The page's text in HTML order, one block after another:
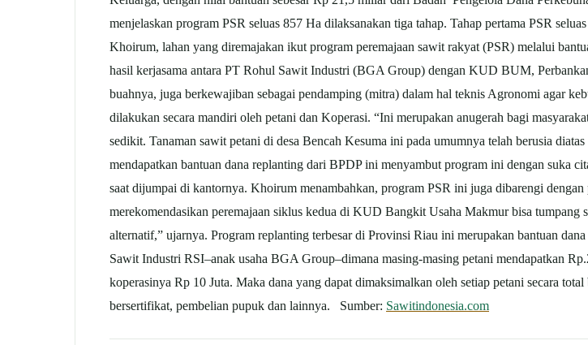
menjelaskan program PSR seluas 857 Ha dilaksanakan tiga tahap. Tahap pertama PSR
Khoirum, lahan yang diremajakan ikut program peremajaan sawit rakyat (PSR) melalui
hasil kerjasama antara PT Rohul Sawit Industri (BGA Group) dengan KUD BUM,
buahnya, juga berkewajiban sebagai pendamping (mitra) dalam hal teknis Agronomi agar
dilakukan secara mandiri oleh petani dan Koperasi. “Ini merupakan anugerah bagi
sedikit. Tanaman sawit petani di desa Bencah Kesuma ini pada umumnya telah berusia
mendapatkan bantuan dana replanting dari BPDP ini menyambut program ini dengan
saat dijumpai di kantornya. Khoirum menambahkan, program PSR ini juga dibarengi
merekomendasikan peremajaan siklus kedua di KUD Bangkit Usaha Makmur bisa tumpang
alternatif,” ujarnya. Program replanting terbesar di Provinsi Riau ini merupakan bantuan
Sawit Industri RSI–anak usaha BGA Group–dimana masing-masing petani mendapatkan
koperasinya Rp 10 Juta. Maka dana yang dapat dimaksimalkan oleh setiap petani secara
bersertifikat, pembelian pupuk dan lainnya. Sumber: Sawitindonesia.com